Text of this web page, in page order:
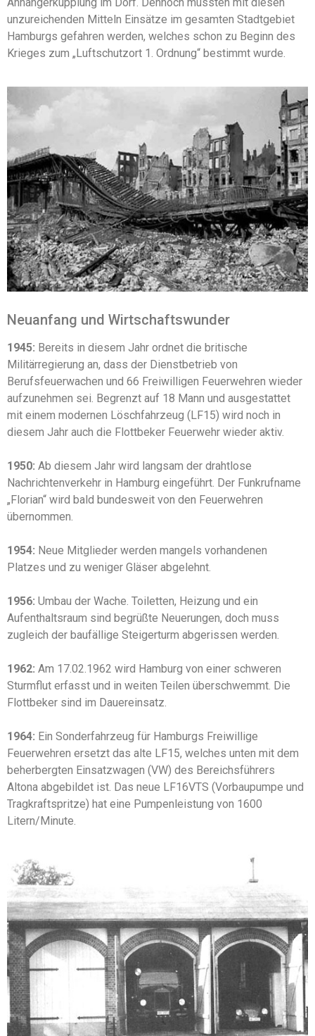
unzureichenden Mitteln Einsätze im gesamten Stadtgebiet
Hamburgs gefahren werden, welches schon zu Beginn des
Krieges zum „Luftschutzort 1. Ordnung“ bestimmt wurde.
Neuanfang und Wirtschaftswunder
1945: Bereits in diesem Jahr ordnet die britische
Militärregierung an, dass der Dienstbetrieb von
Berufsfeuerwachen und 66 Freiwilligen Feuerwehren wieder
aufzunehmen sei. Begrenzt auf 18 Mann und ausgestattet
mit einem modernen Löschfahrzeug (LF15) wird noch in
diesem Jahr auch die Flottbeker Feuerwehr wieder aktiv.
1950: Ab diesem Jahr wird langsam der drahtlose
Nachrichtenverkehr in Hamburg eingeführt. Der Funkrufname
„Florian“ wird bald bundesweit von den Feuerwehren
übernommen.
1954: Neue Mitglieder werden mangels vorhandenen
Platzes und zu weniger Gläser abgelehnt.
1956: Umbau der Wache. Toiletten, Heizung und ein
Aufenthaltsraum sind begrüßte Neuerungen, doch muss
zugleich der baufällige Steigerturm abgerissen werden.
1962: Am 17.02.1962 wird Hamburg von einer schweren
Sturmflut erfasst und in weiten Teilen überschwemmt. Die
Flottbeker sind im Dauereinsatz.
1964: Ein Sonderfahrzeug für Hamburgs Freiwillige
Feuerwehren ersetzt das alte LF15, welches unten mit dem
beherbergten Einsatzwagen (VW) des Bereichsführers
Altona abgebildet ist. Das neue LF16VTS (Vorbaupumpe und
Tragkraftspritze) hat eine Pumpenleistung von 1600
Litern/Minute.